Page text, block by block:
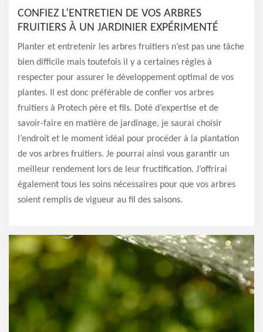
CONFIEZ L’ENTRETIEN DE VOS ARBRES
FRUITIERS À UN JARDINIER EXPÉRIMENTÉ
Planter et entretenir les arbres fruitiers n’est pas une tâche
bien difficile mais toutefois il y a certaines règles à
respecter pour assurer le développement optimal de vos
plantes. Il est donc préférable de confier vos arbres
fruitiers à Protech père et fils. Doté d’expertise et de
savoir-faire en matière de jardinage, je saurai choisir
l’endroit et le moment idéal pour procéder à la plantation
de vos arbres fruitiers. Je pourrai ainsi vous garantir un
meilleur rendement lors de leur fructification. J’offrirai
également tous les soins nécessaires pour que vos arbres
soient remplis de vigueur au fil des saisons.